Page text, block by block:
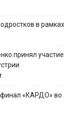
в рамках
принял участие
финал «КАРДО» во